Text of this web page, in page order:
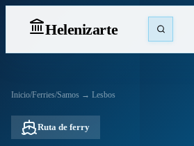
Helenizarte
Inicio/Ferries/Samos → Lesbos
Ruta de ferry